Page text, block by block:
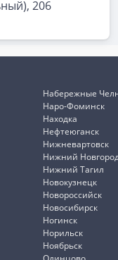
206
Набережные
Наро-Фоминск
Находка
Нефтеюганск
Нижневартовск
Нижний
Нижний Тагил
Новокузнецк
Новороссийск
Новосибирск
Ногинск
Норильск
Ноябрьск